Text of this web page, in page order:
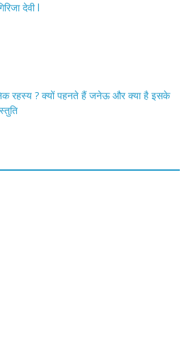
देवी l
रहस्य ? क्यों पहनते हैं जनेऊ और क्या है इसके